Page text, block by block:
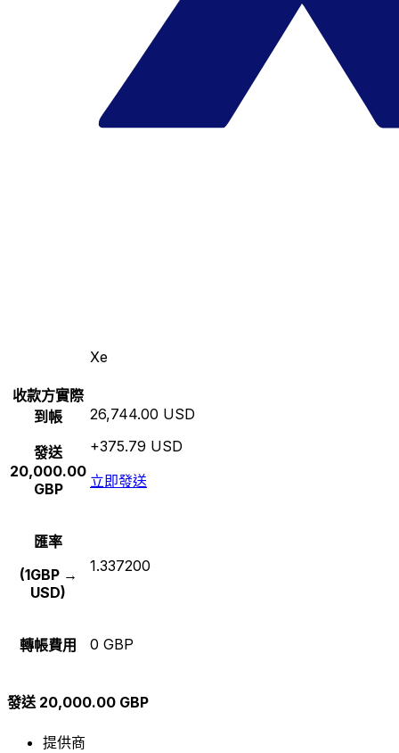
Xe
收款方實際
到帳
發送
20,000.00
GBP
26,744.00 USD
+375.79 USD
立即發送
匯率
(1GBP →
USD)
1.337200
轉帳費用 0 GBP
發送 20,000.00 GBP
提供商